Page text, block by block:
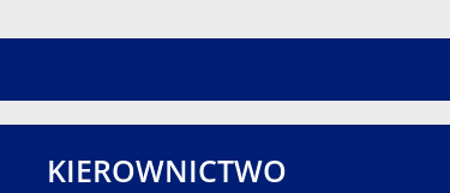
KIEROWNICTWO